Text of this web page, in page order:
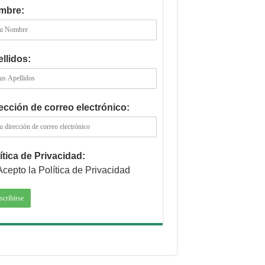
de correo electrónico:
de Privacidad:
la Política de Privacidad